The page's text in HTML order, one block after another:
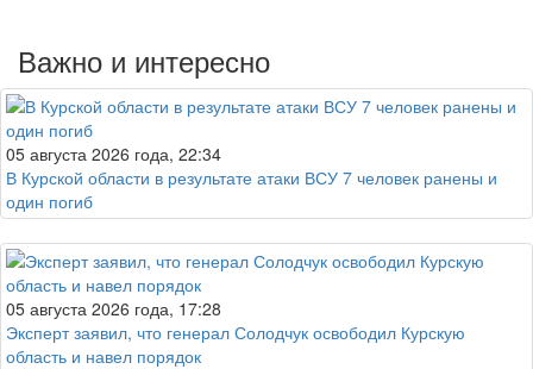
Важно и интересно
05 августа 2026 года, 22:34
В Курской области в результате атаки ВСУ 7 человек ранены и
один погиб
05 августа 2026 года, 17:28
Эксперт заявил, что генерал Солодчук освободил Курскую
область и навел порядок